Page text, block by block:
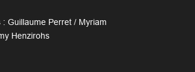
: Guillaume Perret / Myriam
Henzirohs